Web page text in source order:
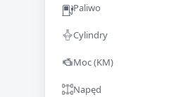
Paliwo
Cylindry
Moc (KM)
Napęd